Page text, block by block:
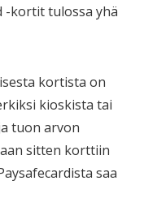
-kortit tulossa yhä
kortista on
kioskista tai
tuon arvon
sitten korttiin
saa